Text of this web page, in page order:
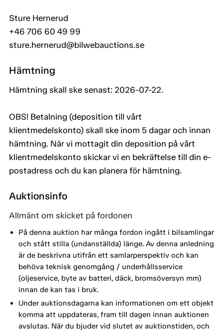
Sture Hernerud
+46 706 60 49 99
sture.hernerud@bilwebauctions.se
Hämtning
Hämtning skall ske senast: 2026-07-22.
OBS! Betalning (deposition till vårt
klientmedelskonto) skall ske inom 5 dagar och innan
hämtning. När vi mottagit din deposition på vårt
klientmedelskonto skickar vi en bekräftelse till din e-
postadress och du kan planera för hämtning.
Auktionsinfo
Allmänt om skicket på fordonen
På denna auktion har många fordon ingått i bilsamlingar
och stått stilla (undanställda) länge. Av denna anledning
är de beskrivna utifrån ett samlarperspektiv och kan
behöva teknisk genomgång / underhållsservice
(oljeservice, byte av batteri, däck, bromsöversyn mm)
innan de kan tas i bruk.
Under auktionsdagarna kan informationen om ett objekt
komma att uppdateras, fram till dagen innan auktionen
avslutas. När du bjuder vid slutet av auktionstiden, och